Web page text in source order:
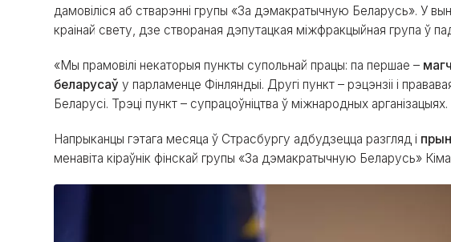
дамовіліся аб стварэнні групы «За дэмакратычную Беларусь». У
краінай свету, дзе створаная дэпутацкая міжфракцыйная група ў
«Мы прамовілі некаторыя пункты супольнай працы: па першае –
беларусаў у парламенце Фінляндыі. Другі пункт – рэцэнзіі і
Беларусі. Трэці пункт – супрацоўніцтва ў міжнародных арганізацыях.
Напрыканцы гэтага месяца ў Страсбургу адбудзецца разгляд і
менавіта кіраўнік фінскай групы «За дэмакратычную Беларусь»